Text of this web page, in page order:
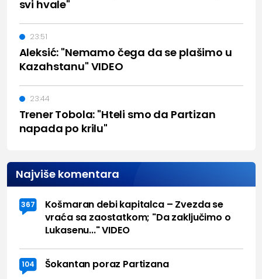
svi hvale"
Aleksić: "Nemamo čega da se plašimo u
Kazahstanu" VIDEO
23:51
Trener Tobola: "Hteli smo da Partizan
napada po krilu"
23:44
Najviše komentara
367
Košmaran debi kapitalca – Zvezda se
vraća sa zaostatkom; "Da zaključimo o
Lukasenu..." VIDEO
104 Šokantan poraz Partizana